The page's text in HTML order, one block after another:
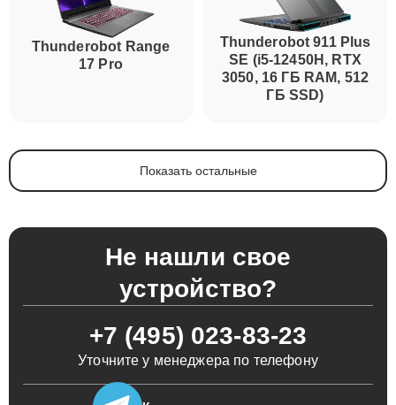
Thunderobot Range
Thunderobot 911 Plus
SE (i5-12450H, RTX
3050, 16 ГБ RAM, 512
Не нашли свое
устройство?
+7 (495) 023-83-23